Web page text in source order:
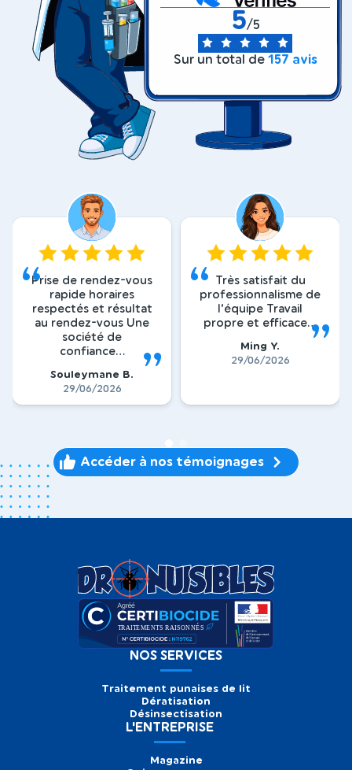
5/5
Sur un total de 157 avis
la note attribuée est de sur 5
Prise de rendez-vous
rapide horaires
respectés et résultat
au rendez-vous Une
société de
confiance...
Souleymane B.
29/06/2026
la note attribuée est de
Très satisfait du
professionnalisme de
l’équipe Travail
propre et efficace...
Ming Y.
29/06/2026
1 2
Accéder à nos témoignages
NOS SERVICES
Traitement punaises de lit
Dératisation
Désinsectisation
L'ENTREPRISE
Magazine